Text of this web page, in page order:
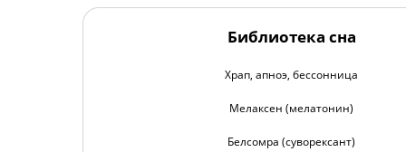
Библиотека сна
Храп, апноэ, бессонница
Мелаксен (мелатонин)
Белсомра (суворексант)